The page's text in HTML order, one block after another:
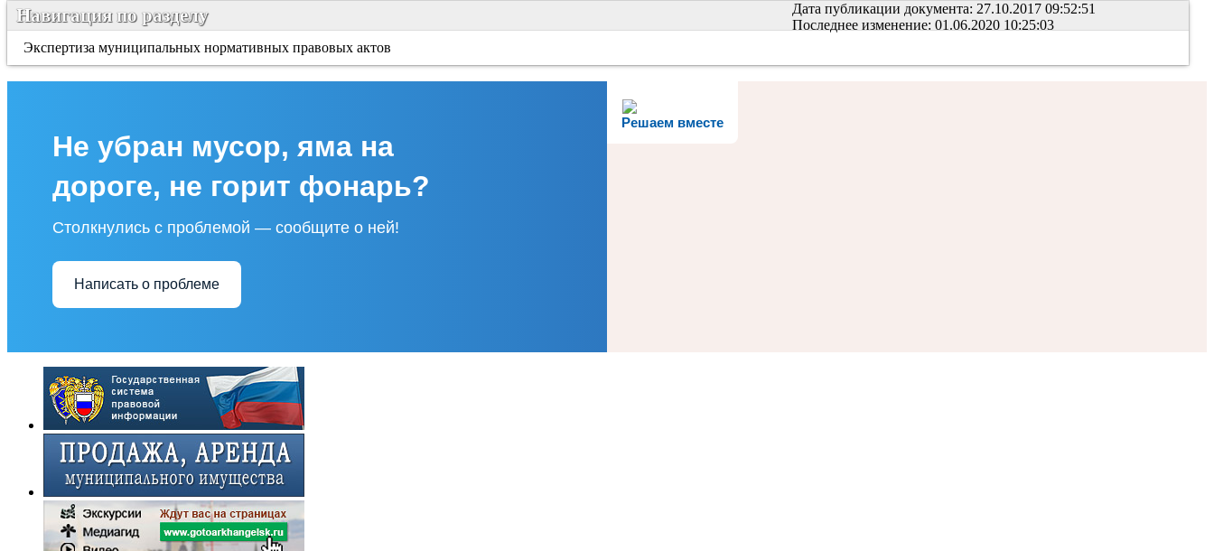
Дата публикации документа: 27.10.2017 09:52:51
Последнее изменение: 01.06.2020 10:25:03
Навигация по разделу
Экспертиза муниципальных нормативных правовых актов
Решаем вместе
Не убран мусор, яма на
дороге, не горит фонарь?
Столкнулись с проблемой — сообщите о ней!
Написать о проблеме